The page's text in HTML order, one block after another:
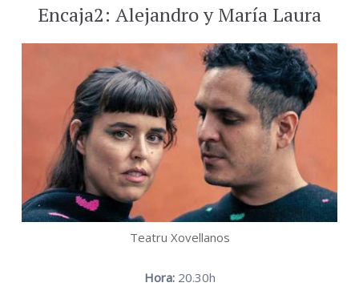
Encaja2: Alejandro y María Laura
Teatru Xovellanos
Hora:20.30h